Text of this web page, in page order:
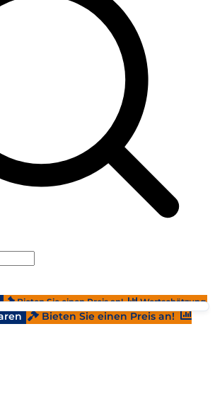
Bieten Sie einen Preis an! Wertschätzung
Bieten Sie einen Preis an!